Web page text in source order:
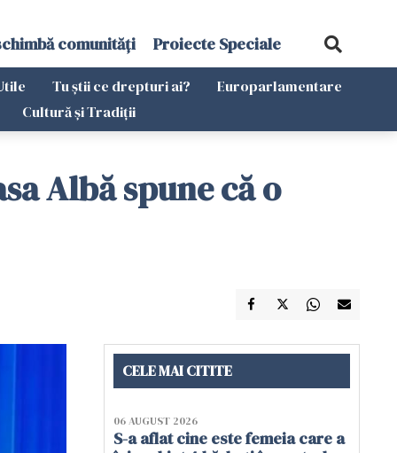
comunități Proiecte Speciale
Tu știi ce drepturi ai?
Europarlamentare
Cultură și Tradiții
Albă spune că o
CELE MAI CITITE
06 AUGUST 2026
S-a aflat cine este femeia care a